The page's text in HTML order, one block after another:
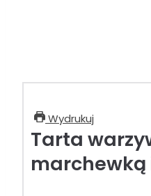
Wydrukuj
Tarta
marchewką